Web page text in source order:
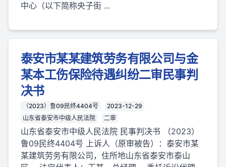
中心（以下简称央子街 ...
泰安市某某建筑劳务有限公司与金
某本工伤保险待遇纠纷二审民事判
决书
（2023）鲁09民终4404号
2023-12-29
山东省泰安市中级人民法院
二审
山东省泰安市中级人民法院 民事判决书 （2023）
鲁09民终4404号 上诉人（原审被告）：泰安市某
某建筑劳务有限公司，住所地山东省泰安市泰山